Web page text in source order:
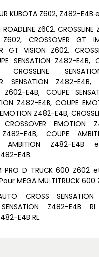
KUBOTA Z602, Z482-E4B
Z602, CROSSLINE
Z602, CROSSOVER GT
GT VISION Z602,
SENSATION Z482-E4B,
CROSSLINE
SENSATION Z482-E4B,
Z602-E4B, COUPE
Z482-E4B, COUPE
EMOTION Z482-E4B,
CROSSOVER EMOTION
Z482-E4B, COUPE
AMBITION Z482-E4B
E4B.
PRO D TRUCK 600 Z602
MEGA MULTITRUCK
CROSS
SENSATION Z482-E4B
E4B RL.